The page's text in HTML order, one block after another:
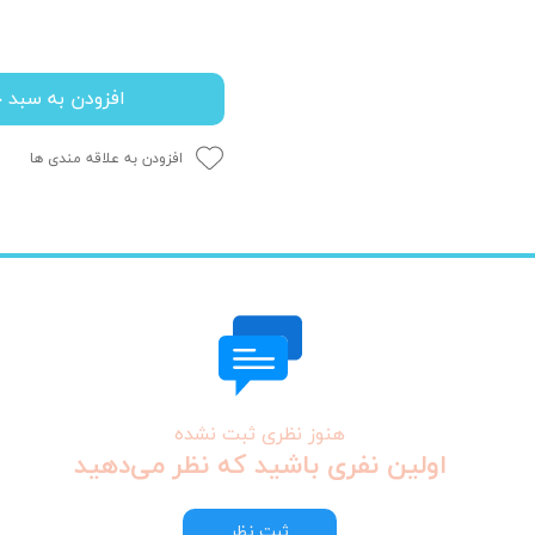
افزودن به سبد
افزودن به علاقه مندی ها
هنوز نظری ثبت نشده
اولین نفری باشید که نظر می‌دهید